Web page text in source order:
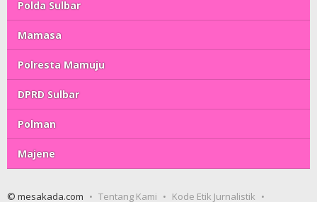
Polda Sulbar
Mamasa
Polresta Mamuju
DPRD Sulbar
Polman
Majene
© mesakada.com Tentang Kami Kode Etik Jurnalistik